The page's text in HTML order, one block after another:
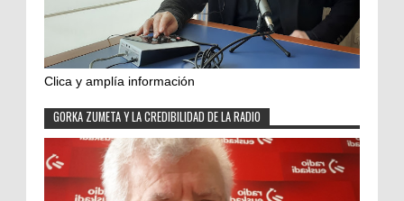
Clica y amplía información
GORKA ZUMETA Y LA CREDIBILIDAD DE LA RADIO